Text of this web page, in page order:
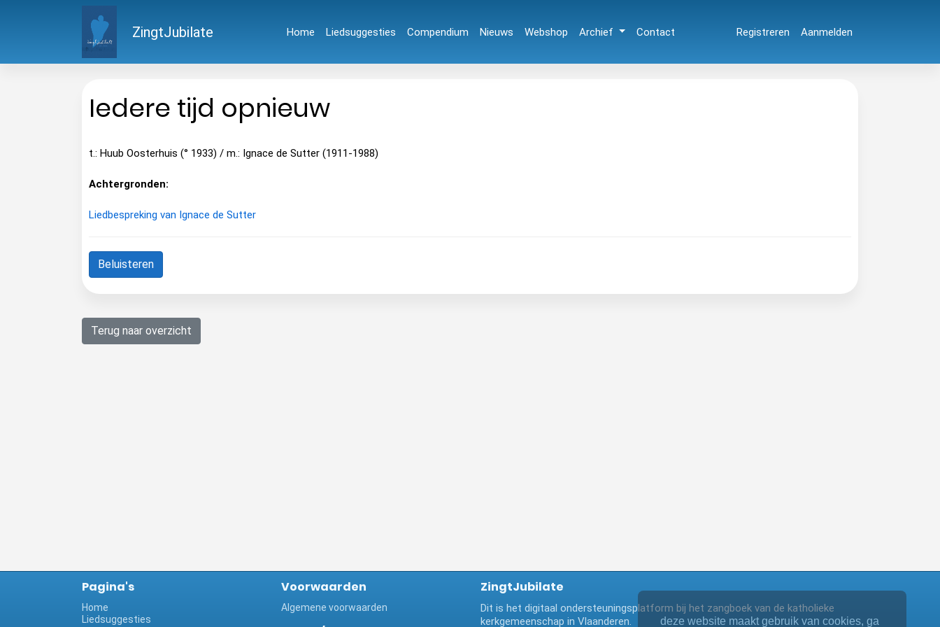
ZingtJubilate Home Liedsuggesties Compendium Nieuws Webshop Archief Contact Registreren Aanmelden
Iedere tijd opnieuw
t.: Huub Oosterhuis (° 1933) / m.: Ignace de Sutter (1911-1988)
Achtergronden:
Liedbespreking van Ignace de Sutter
Beluisteren
Terug naar overzicht
Pagina's
Home
Liedsuggesties
Voorwaarden
Algemene voorwaarden
ZingtJubilate
Dit is het digitaal ondersteuningsplatform bij het zangboek van de katholieke
kerkgemeenschap in Vlaanderen.
deze website maakt gebruik van cookies, ga